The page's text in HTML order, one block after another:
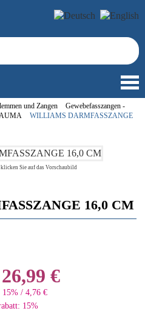
und Zangen
Gewebefasszangen -
WILLIAMS DARMFASSZANGE
Sie auf das Vorschaubild
16,0 CM
€
15% / 4,76 €
15%